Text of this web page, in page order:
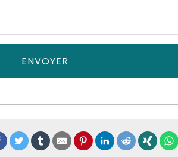
ENVOYER